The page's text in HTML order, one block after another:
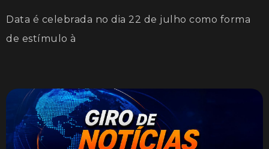
Data é celebrada no dia 22 de julho como forma
de estímulo à